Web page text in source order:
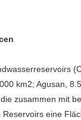
km2; Agusan,
zusammen mit
eine